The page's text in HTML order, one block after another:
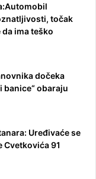
točak
ima teško
dočeka
banice“ obaraju
Uređivaće se
91